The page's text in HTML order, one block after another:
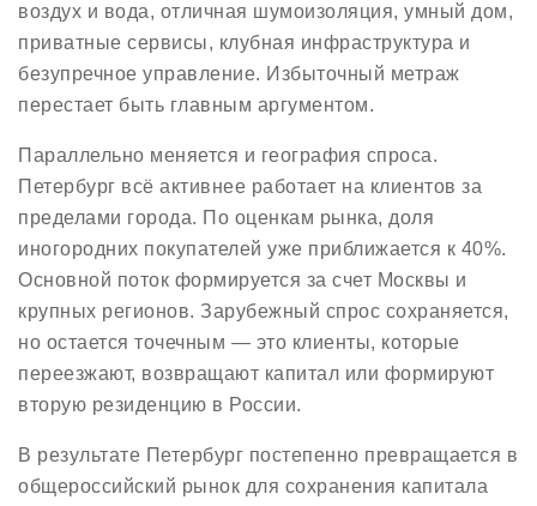
воздух и вода, отличная шумоизоляция, умный дом,
приватные сервисы, клубная инфраструктура и
безупречное управление. Избыточный метраж
перестает быть главным аргументом.
Параллельно меняется и география спроса.
Петербург всё активнее работает на клиентов за
пределами города. По оценкам рынка, доля
иногородних покупателей уже приближается к 40%.
Основной поток формируется за счет Москвы и
крупных регионов. Зарубежный спрос сохраняется,
но остается точечным — это клиенты, которые
переезжают, возвращают капитал или формируют
вторую резиденцию в России.
В результате Петербург постепенно превращается в
общероссийский рынок для сохранения капитала